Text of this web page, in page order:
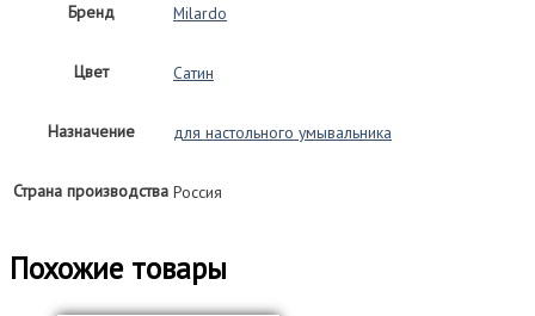
MAZBN00M01
Бренд Milardo
Цвет Сатин
Назначение для настольного умывальника
Страна производства Россия
Похожие товары